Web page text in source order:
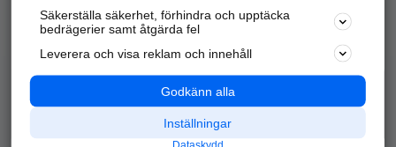
Alla kategorier
Populära sökningar
API & Kartor
Annonsera
Integritet
Nödnummer
Säkerställa säkerhet, förhindra och upptäcka
bedrägerier samt åtgärda fel
Leverera och visa reklam och innehåll
Godkänn alla
Inställningar
Dataskydd